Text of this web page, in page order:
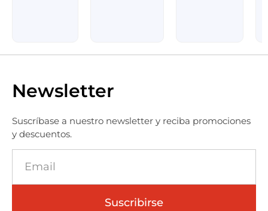
Newsletter
Suscríbase a nuestro newsletter y reciba promociones
y descuentos.
Suscribirse